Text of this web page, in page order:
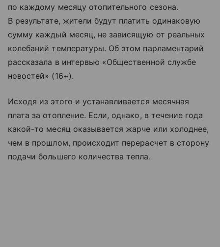
по каждому месяцу отопительного сезона.
В результате, жители будут платить одинаковую
сумму каждый месяц, не зависящую от реальных
колебаний температуры. Об этом парламентарий
рассказала в интервью «Общественной службе
новостей» (16+).
Исходя из этого и устанавливается месячная
плата за отопление. Если, однако, в течение года
какой-то месяц оказывается жарче или холоднее,
чем в прошлом, происходит перерасчет в сторону
подачи большего количества тепла.